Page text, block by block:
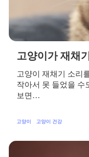
고양이 고양이 건강
고양이가 재채
고양이 재채기 소리
작아서 못 들었을 수
보면…